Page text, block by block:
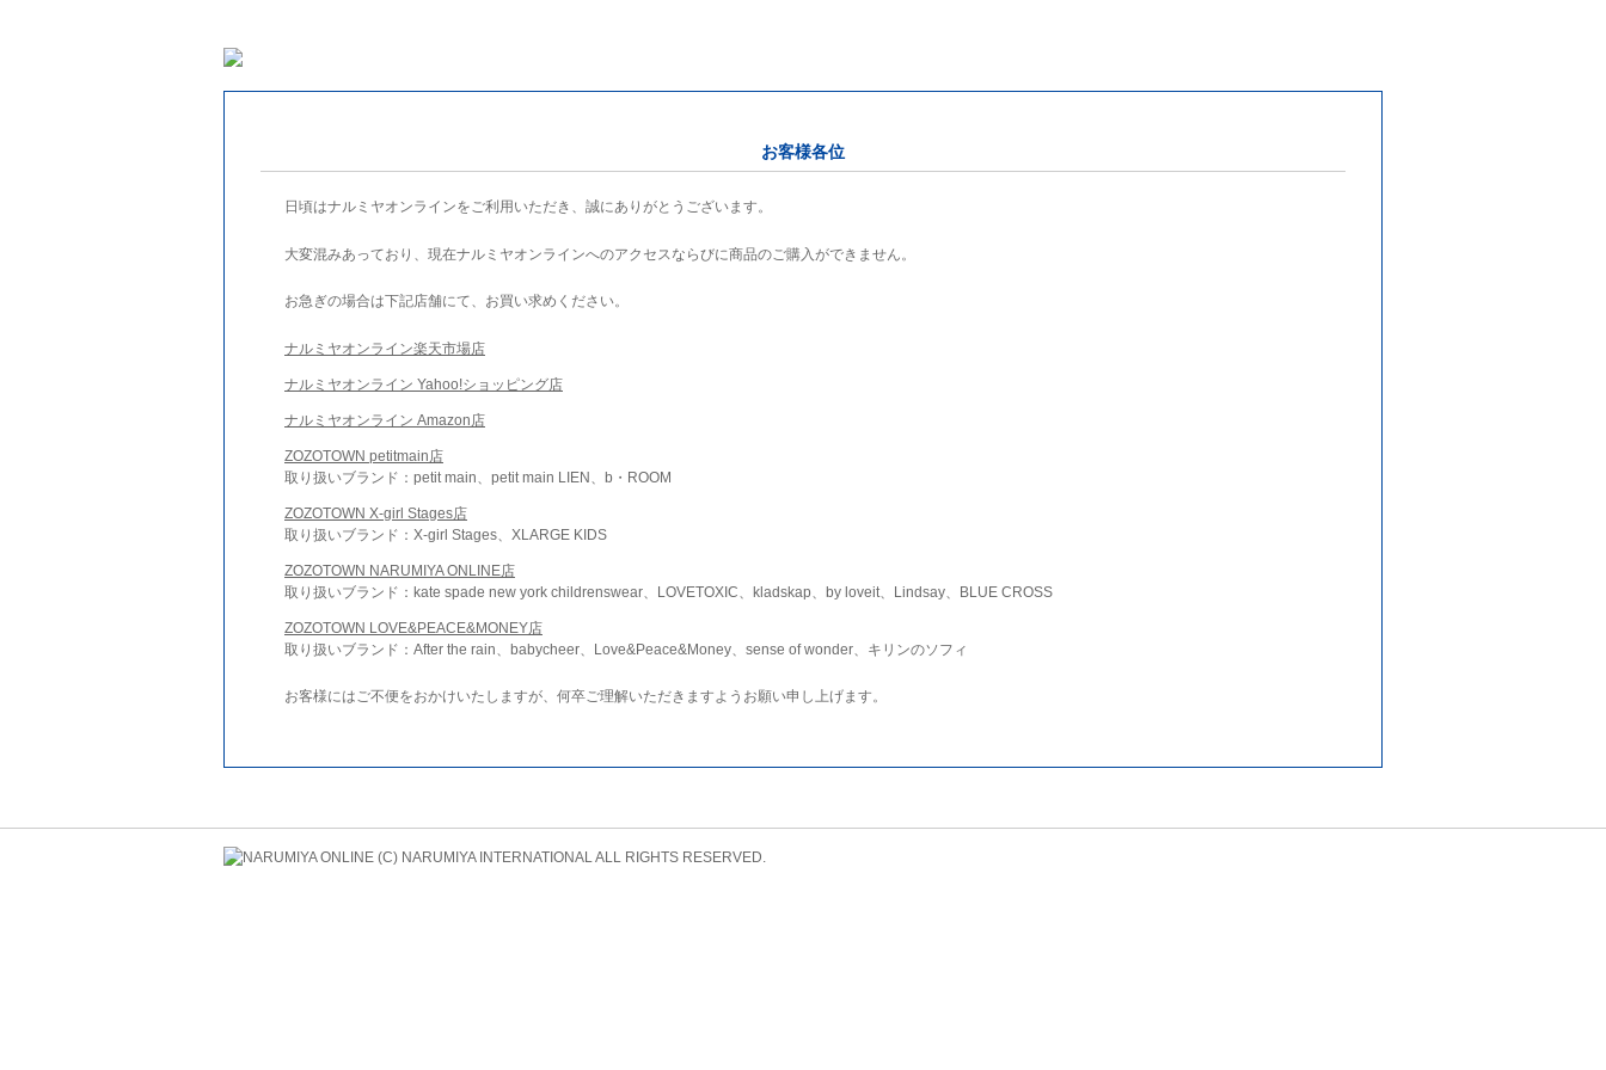
お客様各位
日頃はナルミヤオンラインをご利用いただき、誠にありがとうございます。
大変混みあっており、現在ナルミヤオンラインへのアクセスならびに商品のご購入ができません。
お急ぎの場合は下記店舗にて、お買い求めください。
ナルミヤオンライン楽天市場店
ナルミヤオンライン Yahoo!ショッピング店
ナルミヤオンライン Amazon店
ZOZOTOWN petitmain店
取り扱いブランド：petit main、petit main LIEN、b・ROOM
ZOZOTOWN X-girl Stages店
取り扱いブランド：X-girl Stages、XLARGE KIDS
ZOZOTOWN NARUMIYA ONLINE店
取り扱いブランド：kate spade new york childrenswear、LOVETOXIC、kladskap、by loveit、Lindsay、BLUE CROSS
ZOZOTOWN LOVE&PEACE&MONEY店
取り扱いブランド：After the rain、babycheer、Love&Peace&Money、sense of wonder、キリンのソフィ
お客様にはご不便をおかけいたしますが、何卒ご理解いただきますようお願い申し上げます。